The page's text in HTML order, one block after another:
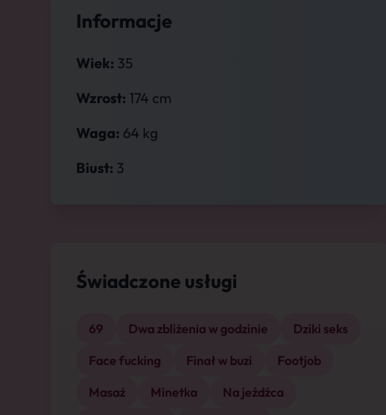
Informacje
Wiek: 35
Wzrost: 174 cm
Waga: 64 kg
Biust: 3
Świadczone usługi
69 Dwa zbliżenia w godzinie
Dziki seks
Face fucking
Finał w buzi
Footjob
Masaż
Minetka
Na jeźdźca